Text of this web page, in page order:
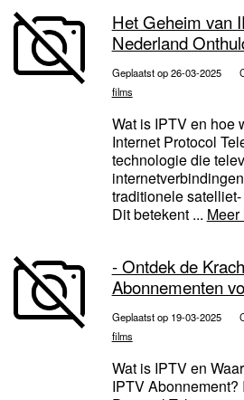
Het Geheim van
Nederland
Geplaatst op 26-03-2025
films
Wat is IPTV en hoe
Internet Protocol
technologie die
traditionele
Dit betekent ... Meer
- Ontdek de
Abonnementen
Geplaatst op 19-03-2025
films
Wat is IPTV en
IPTV Abonnement?